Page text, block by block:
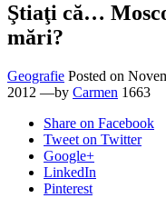
Ştiaţi că…
mări?
Geografie Posted on
2012 —by Carmen 1663
Share on Facebook
Tweet on Twitter
Google+
LinkedIn
Pinterest